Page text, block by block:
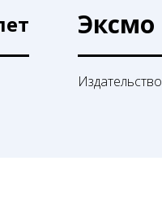
Эксмо
Издательство